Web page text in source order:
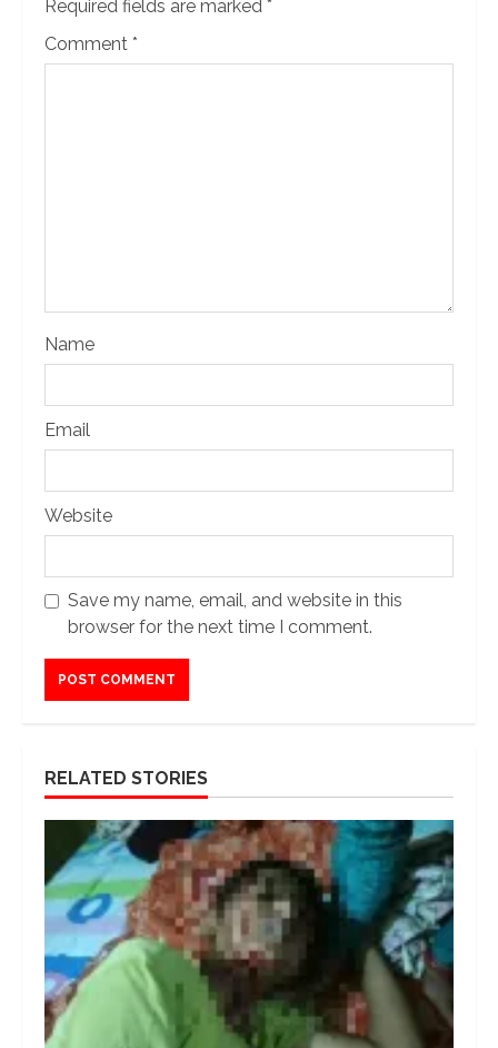
Required fields are marked *
Comment *
Name
Email
Website
Save my name, email, and website in this
browser for the next time I comment.
RELATED STORIES